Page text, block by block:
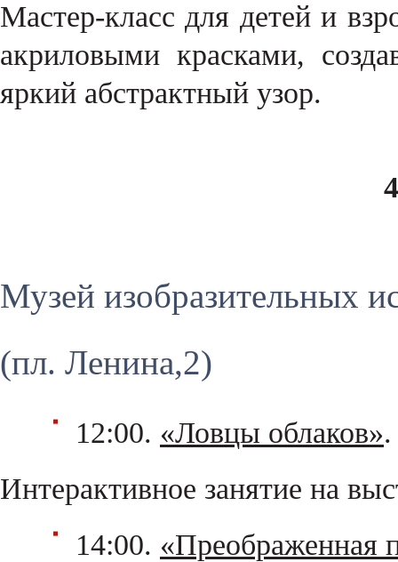
Мастер-класс для детей и
акриловыми красками,
яркий абстрактный узор.
Музей изобразительных
(пл. Ленина,2)
12:00. «Ловцы облаков»
Интерактивное занятие на
14:00. «Преображенная